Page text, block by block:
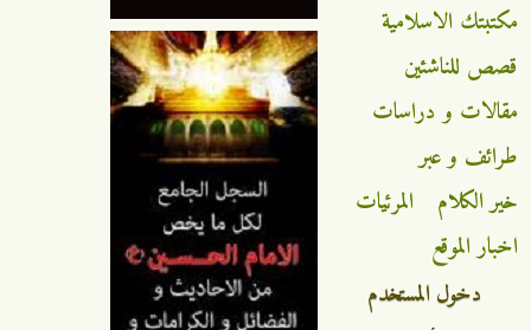
مكتبتك الاسلامية
قصص للناشئين
مقالات و دراسات
طرائف و عبر
خير الكلام
المرئيات
اخبار الموقع
دخول المستخدم